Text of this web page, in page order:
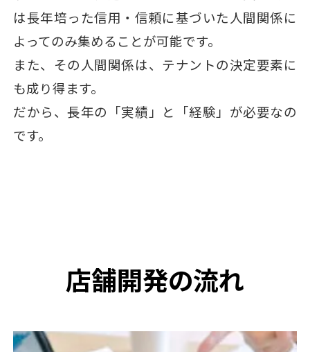
は長年培った信用・信頼に基づいた人間関係に
よってのみ集めることが可能です。
また、その人間関係は、テナントの決定要素に
も成り得ます。
だから、長年の「実績」と「経験」が必要なの
です。
店舗開発の流れ